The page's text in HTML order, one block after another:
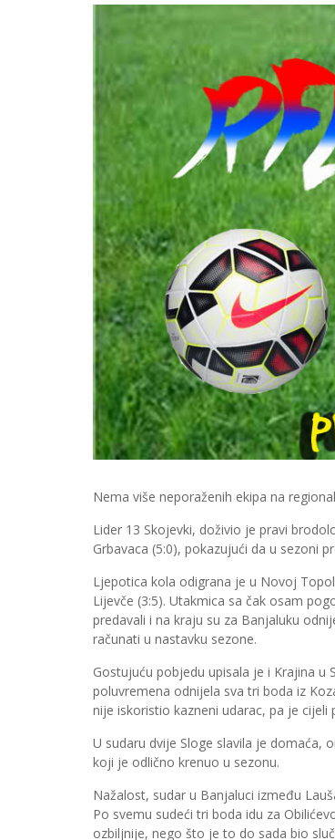
Nema više neporaženih ekipa na
Lider 13 Skojevki, doživio je pravi
Grbavaca (5:0), pokazujući da u sezoni
Ljepotica kola odigrana je u Novoj
Lijevče (3:5). Utakmica sa čak osam
predavali i na kraju su za Banjaluku
računati u nastavku sezone.
Gostujuću pobjedu upisala je i Krajina u
poluvremena odnijela sva tri boda iz
nije iskoristio kazneni udarac, pa je cijeli
U sudaru dvije Sloge slavila je domaća,
koji je odlično krenuo u sezonu.
Nažalost, sudar u Banjaluci između
Po svemu sudeći tri boda idu za
ozbiljnije, nego što je to do sada bio